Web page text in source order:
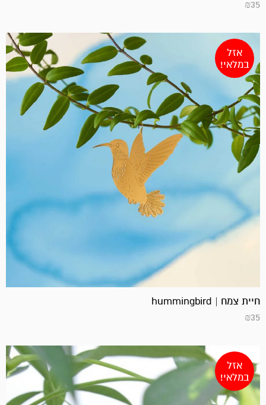
₪35
אזל
במלאי!
חיית צמח | hummingbird
₪35
אזל
במלאי!